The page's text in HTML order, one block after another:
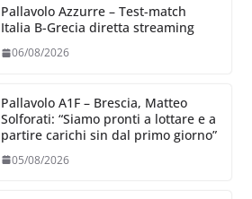
Pallavolo Azzurre – Test-match
Italia B-Grecia diretta streaming
06/08/2026
Pallavolo A1F – Brescia, Matteo
Solforati: “Siamo pronti a lottare e a
partire carichi sin dal primo giorno”
05/08/2026